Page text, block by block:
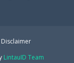
Disclaimer
LintauID Team